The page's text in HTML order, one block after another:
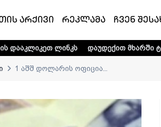
არქივი რეკლამა ჩვენ
დაუდექით მხარში ტელე-რადიო
1 აშშ დოლარის ოფიცია...